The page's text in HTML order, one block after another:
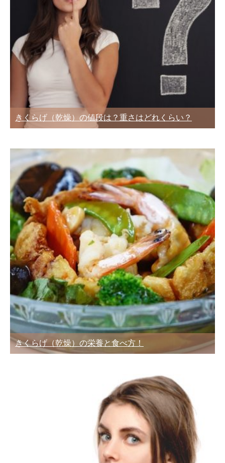
きくらげ（乾燥）の値段は？重さはどれくらい？
きくらげ（乾燥）の栄養と食べ方！